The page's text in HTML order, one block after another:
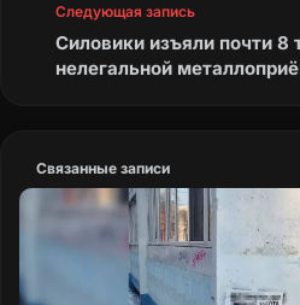
в решении вопроса по
мусора и скошенной
вышеуказанном дворе в
Правительства ДНР от
Текст обращения
Следующая запись
Силовики изъяли почти 8
нелегальной
Связанные записи